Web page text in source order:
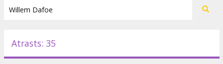
Pasākumi
Atrasts: 35